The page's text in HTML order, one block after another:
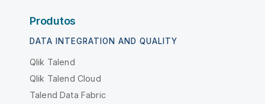
Produtos
DATA INTEGRATION AND QUALITY
Qlik Talend
Qlik Talend Cloud
Talend Data Fabric